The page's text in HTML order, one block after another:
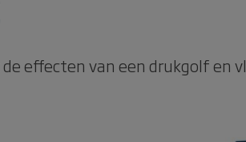
effecten van een drukgolf en